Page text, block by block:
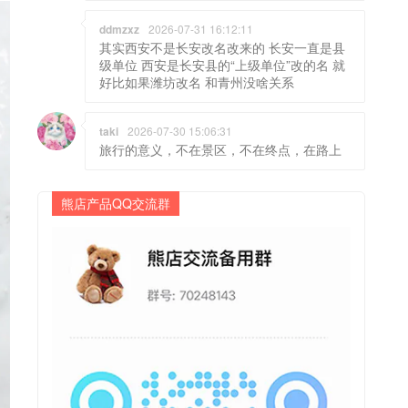
ddmzxz 2026-07-31 16:12:11
其实西安不是长安改名改来的 长安一直是县
级单位 西安是长安县的“上级单位”改的名 就
好比如果潍坊改名 和青州没啥关系
taki 2026-07-30 15:06:31
旅行的意义，不在景区，不在终点，在路上
熊店产品QQ交流群